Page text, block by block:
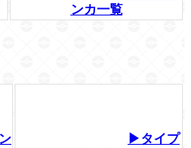
ンカ一覧
▶タイプ